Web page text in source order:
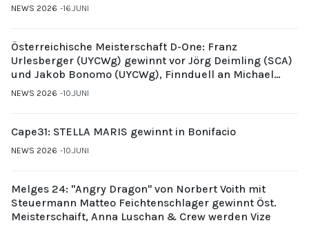
NEWS 2026 16.JUNI
Österreichische Meisterschaft D-One: Franz
Urlesberger (UYCWg) gewinnt vor Jörg Deimling (SCA)
und Jakob Bonomo (UYCWg), Finnduell an Michael
Gubi (UYCMo)
NEWS 2026 10.JUNI
Cape31: STELLA MARIS gewinnt in Bonifacio
NEWS 2026 10.JUNI
Melges 24: "Angry Dragon" von Norbert Voith mit
Steuermann Matteo Feichtenschlager gewinnt Öst.
Meisterschaift, Anna Luschan & Crew werden Vize